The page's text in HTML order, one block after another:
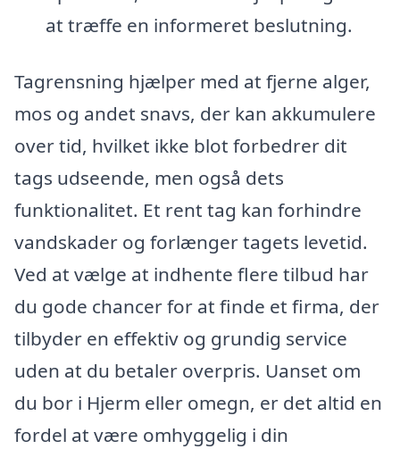
at træffe en informeret beslutning.
Tagrensning hjælper med at fjerne alger,
mos og andet snavs, der kan akkumulere
over tid, hvilket ikke blot forbedrer dit
tags udseende, men også dets
funktionalitet. Et rent tag kan forhindre
vandskader og forlænger tagets levetid.
Ved at vælge at indhente flere tilbud har
du gode chancer for at finde et firma, der
tilbyder en effektiv og grundig service
uden at du betaler overpris. Uanset om
du bor i Hjerm eller omegn, er det altid en
fordel at være omhyggelig i din